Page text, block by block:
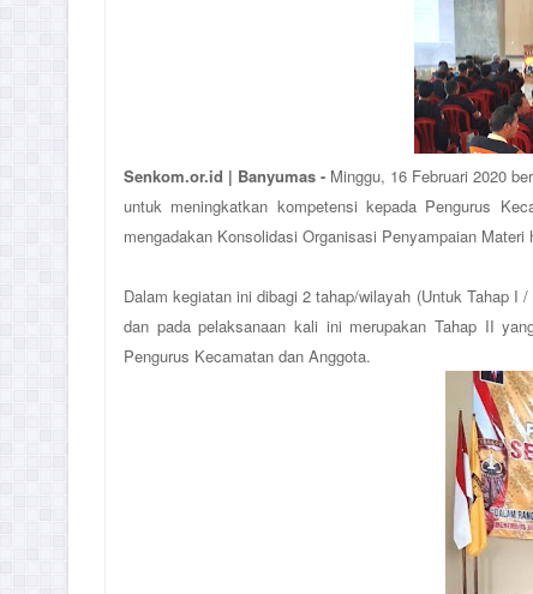
Senkom.or.id | Banyumas - Minggu, 16 Februari 2020
untuk meningkatkan kompetensi kepada Pengurus
mengadakan Konsolidasi Organisasi Penyampaian
Dalam kegiatan ini dibagi 2 tahap/wilayah (Untuk Tahap I
dan pada pelaksanaan kali ini merupakan Tahap II
Pengurus Kecamatan dan Anggota.